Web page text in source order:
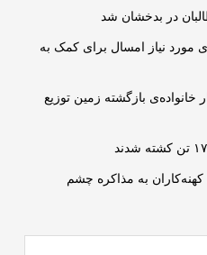
در بدخشان شد
از بودجه‌ی مورد نیاز امسال برای کمک به
می‌گوید مجموعاً به ۶۵ هزار خانواده‌ی بازگشته زمین توزیع
کهنه‌کاران به مذاکره چشم